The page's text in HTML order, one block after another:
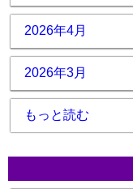
2026年4月
2026年3月
もっと読む